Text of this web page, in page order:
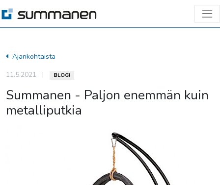
Ajankohtaista
11.5.2021
| BLOGI
Summanen - Paljon enemmän kuin
metalliputkia